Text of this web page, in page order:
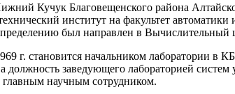
Кучук Благовещенского района
институт на факультет
был направлен в
г. становится начальником лаборатории
заведующего лабораторией
научным сотрудником.